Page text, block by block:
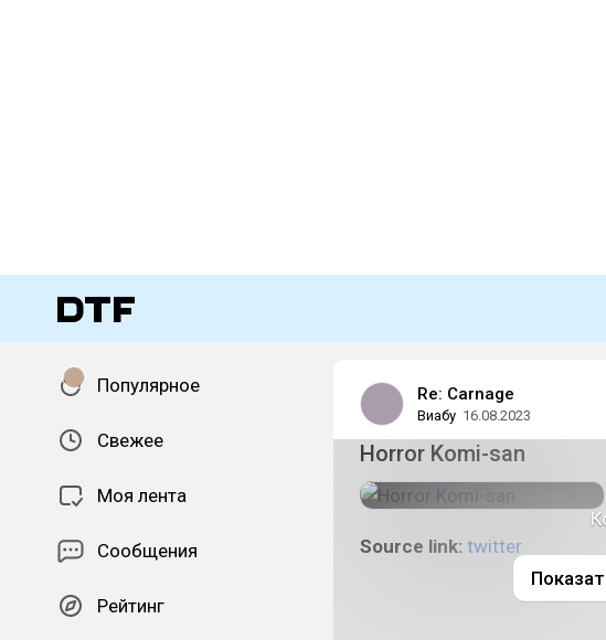
Популярное
Свежее
Моя лента
Сообщения
Рейтинг
Re: Carnage
Виабу 16.08.2023
Horror Komi-san
Source link: twitter
#weaboo #anime